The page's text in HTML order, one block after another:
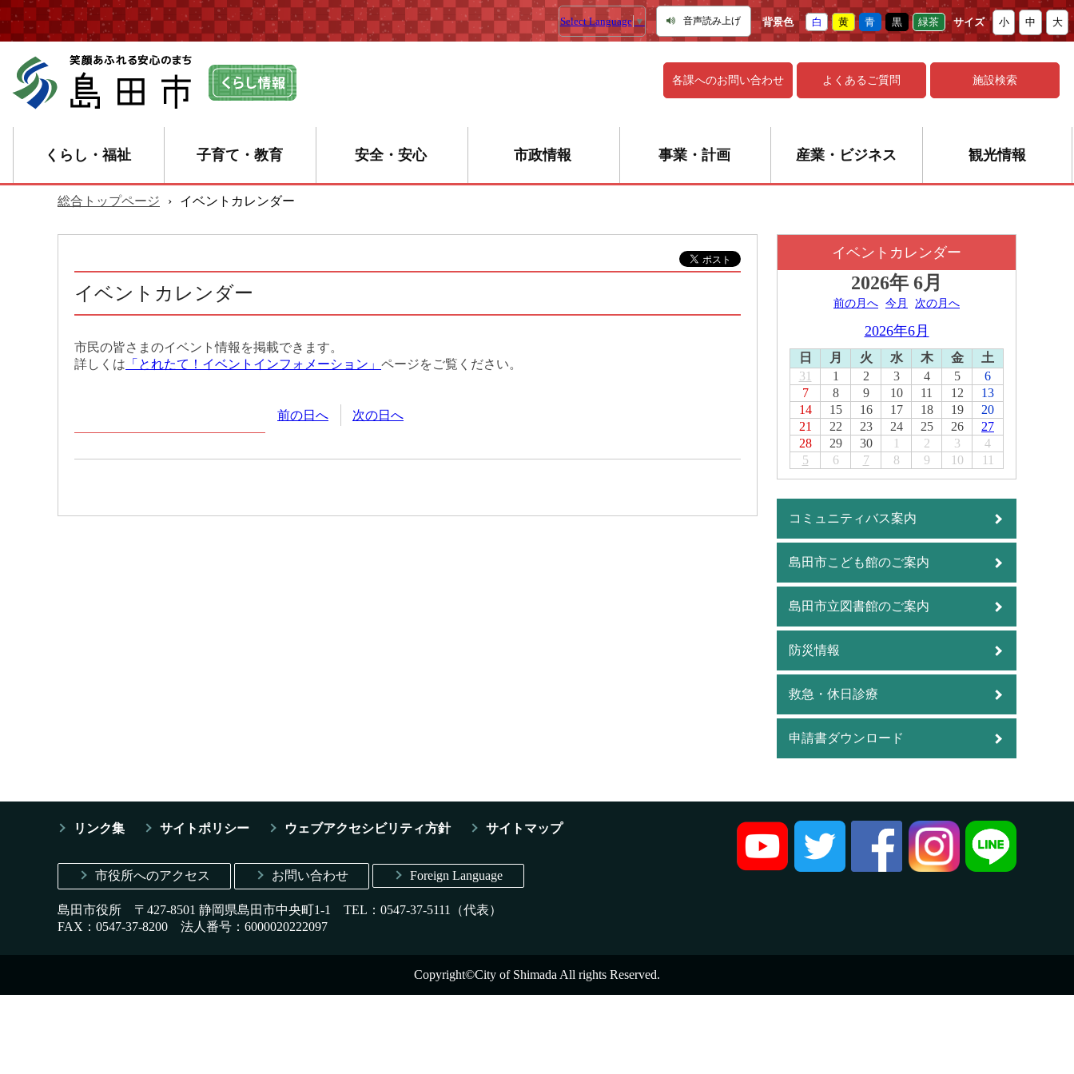
Select Language ▼ 音声読み上げ 背景色 白 黄 青 黒 緑茶 サイズ 小 中 大
各課へのお問い合わせ よくあるご質問 施設検索
くらし・福祉 子育て・教育 安全・安心 市政情報 事業・計画 産業・ビジネス 観光情報
総合トップページ › イベントカレンダー
イベントカレンダー
市民の皆さまのイベント情報を掲載できます。
詳しくは 「とれたて！イベントインフォメーション」 ページをご覧ください。
前の日へ 次の日へ
イベントカレンダー
2026年 6月
前の月へ 今月 次の月へ
2026年6月
日 月 火 水 木 金
土
31
1 2 3 4 5
6
7
8 9 10 11 12
13
14
15 16 17 18 19
20
21
22 23 24 25 26
27
28
29 30 1 2 3
4
5
6 7 8 9 10 11
コミュニティバス案内
島田市こども館のご案内
島田市立図書館のご案内
防災情報
救急・休日診療
申請書ダウンロード
リンク集 サイトポリシー ウェブアクセシビリティ方針 サイトマップ
市役所へのアクセス お問い合わせ Foreign Language
島田市役所 〒427-8501 静岡県島田市中央町1-1 TEL：0547-37-5111（代表）
FAX：0547-37-8200 法人番号：6000020222097
Copyright©City of Shimada All rights Reserved.